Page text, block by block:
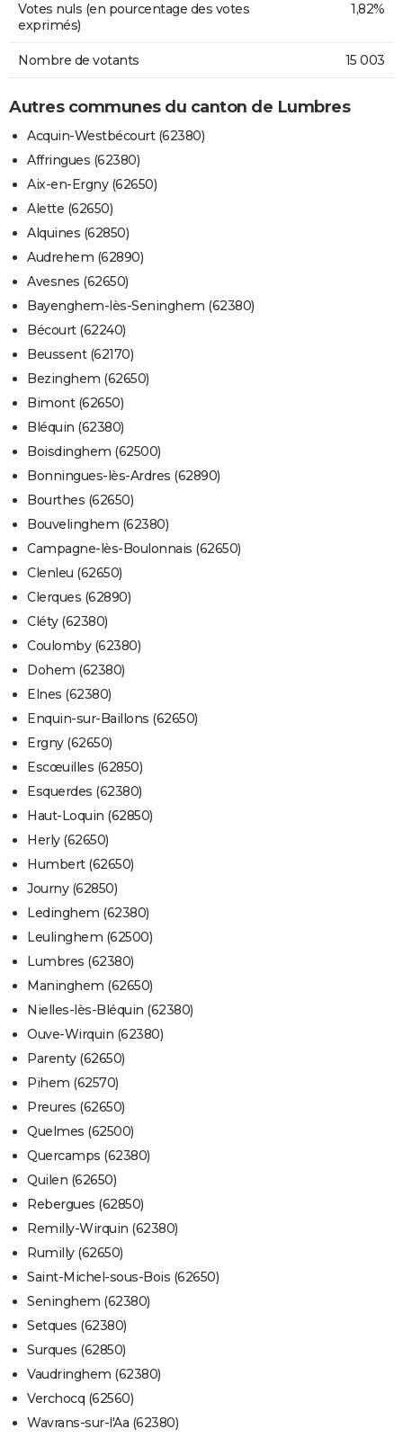
Votes nuls (en pourcentage des votes
exprimés)
1,82%
Nombre de votants 15 003
Autres communes du canton de Lumbres
Acquin-Westbécourt (62380)
Affringues (62380)
Aix-en-Ergny (62650)
Alette (62650)
Alquines (62850)
Audrehem (62890)
Avesnes (62650)
Bayenghem-lès-Seninghem (62380)
Bécourt (62240)
Beussent (62170)
Bezinghem (62650)
Bimont (62650)
Bléquin (62380)
Boisdinghem (62500)
Bonningues-lès-Ardres (62890)
Bourthes (62650)
Bouvelinghem (62380)
Campagne-lès-Boulonnais (62650)
Clenleu (62650)
Clerques (62890)
Cléty (62380)
Coulomby (62380)
Dohem (62380)
Elnes (62380)
Enquin-sur-Baillons (62650)
Ergny (62650)
Escœuilles (62850)
Esquerdes (62380)
Haut-Loquin (62850)
Herly (62650)
Humbert (62650)
Journy (62850)
Ledinghem (62380)
Leulinghem (62500)
Lumbres (62380)
Maninghem (62650)
Nielles-lès-Bléquin (62380)
Ouve-Wirquin (62380)
Parenty (62650)
Pihem (62570)
Preures (62650)
Quelmes (62500)
Quercamps (62380)
Quilen (62650)
Rebergues (62850)
Remilly-Wirquin (62380)
Rumilly (62650)
Saint-Michel-sous-Bois (62650)
Seninghem (62380)
Setques (62380)
Surques (62850)
Vaudringhem (62380)
Verchocq (62560)
Wavrans-sur-l'Aa (62380)